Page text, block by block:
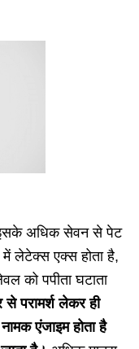
इसके अधिक सेवन से पेट
में लेटेक्स एक्स होता है,
को पपीता घटाता
से परामर्श लेकर ही
एंजाइम होता है